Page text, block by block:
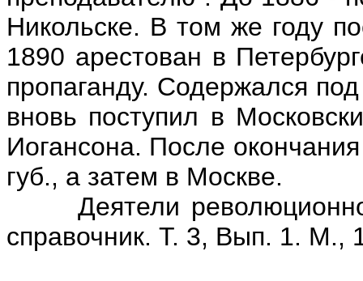
Никольске. В том же году
1890 арестован в
пропаганду. Содержался
вновь поступил в
Иогансона. После
губ., а затем в Москве.
Деятели
справочник. Т. 3, Вып. 1. М.,